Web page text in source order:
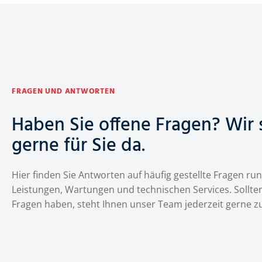
FRAGEN UND ANTWORTEN
Haben Sie offene Fragen? Wir
gerne für Sie da.
Hier finden Sie Antworten auf häufig gestellte Fragen
Leistungen, Wartungen und technischen Services.
Fragen haben, steht Ihnen unser Team jederzeit gerne